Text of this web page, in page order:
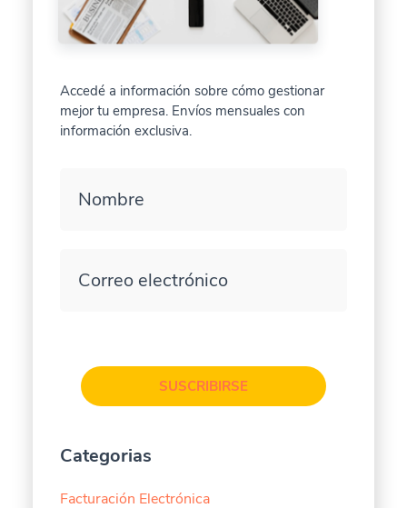
Accedé a información sobre cómo gestionar
mejor tu empresa. Envíos mensuales con
información exclusiva.
Nombre
Correo electrónico
SUSCRIBIRSE
Categorias
Facturación Electrónica